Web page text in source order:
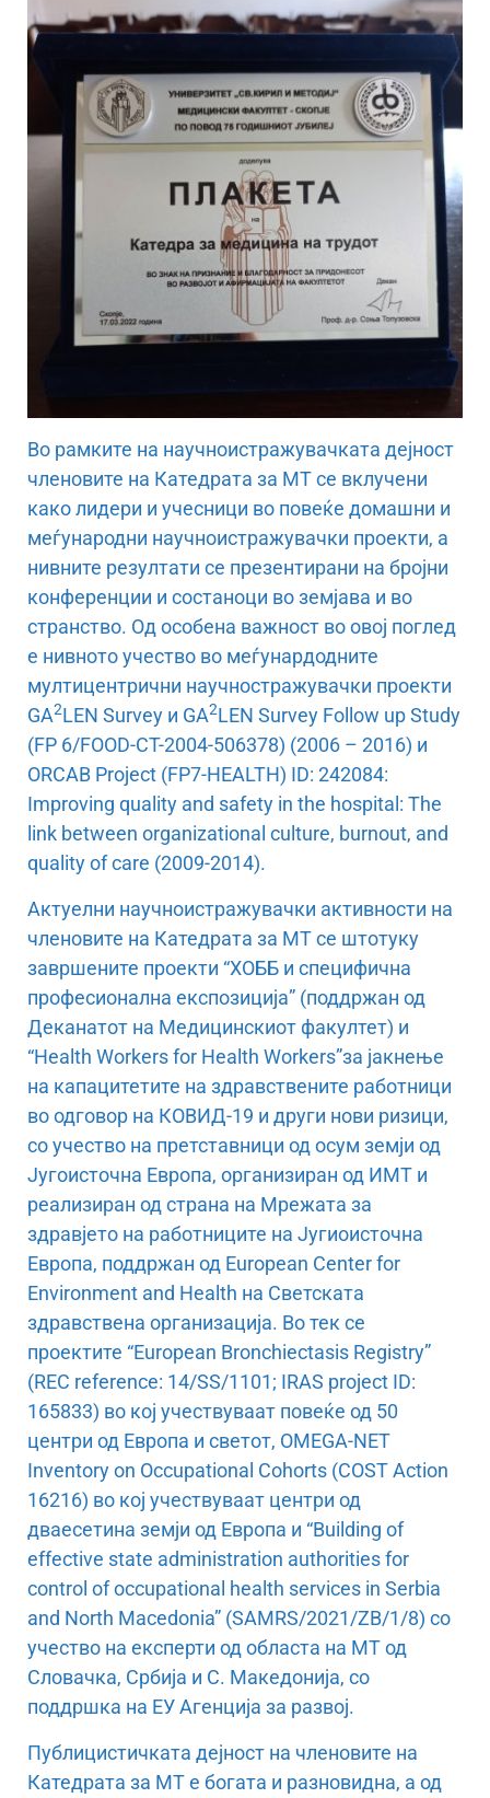
Во рамките на научноистражувачката дејност
членовите на Катедрата за МТ се вклучени
како лидери и учесници во повеќе домашни и
меѓународни научноистражувачки проекти, а
нивните резултати се презентирани на бројни
конференции и состаноци во земјава и во
странство. Од особена важност во овој поглед
е нивното учество во меѓунардодните
мултицентрични научностражувачки проекти
GA2LEN Survey и GA2LEN Survey Follow up Study
(FP 6/FOOD-CT-2004-506378) (2006 – 2016) и
ORCAB Project (FP7-HEALTH) ID: 242084:
Improving quality and safety in the hospital: The
link between organizational culture, burnout, and
quality of care (2009-2014).
Актуелни научноистражувачки активности на
членовите на Катедрата за МТ се штотуку
завршените проекти “ХОББ и специфична
професионална експозиција” (поддржан од
Деканатот на Медицинскиот факултет) и
“Health Workers for Health Workers”за јакнење
на капацитетите на здравствените работници
во одговор на КОВИД-19 и други нови ризици,
со учество на претставници од осум земји од
Југоисточна Европа, организиран од ИМТ и
реализиран од страна на Мрежата за
здравјето на работниците на Југиоисточна
Европа, поддржан од European Center for
Environment and Health на Светската
здравствена организација. Во тек се
проектите “European Bronchiectasis Registry”
(REC reference: 14/SS/1101; IRAS project ID:
165833) во кој учествуваат повеќе од 50
центри од Европа и светот, OMEGA-NET
Inventory on Occupational Cohorts (COST Action
16216) во кој учествуваат центри од
дваесетина земји од Европа и “Building of
effective state administration authorities for
control of occupational health services in Serbia
and North Macedonia” (SAMRS/2021/ZB/1/8) со
учество на експерти од областа на МТ од
Словачка, Србија и С. Македонија, со
поддршка на ЕУ Агенција за развој.
Публицистичката дејност на членовите на
Катедрата за МТ е богата и разновидна, а од